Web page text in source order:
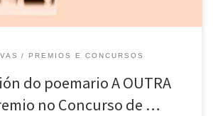
PREMIOS E CONCURSOS
do poemario A OUTRA
no Concurso de …